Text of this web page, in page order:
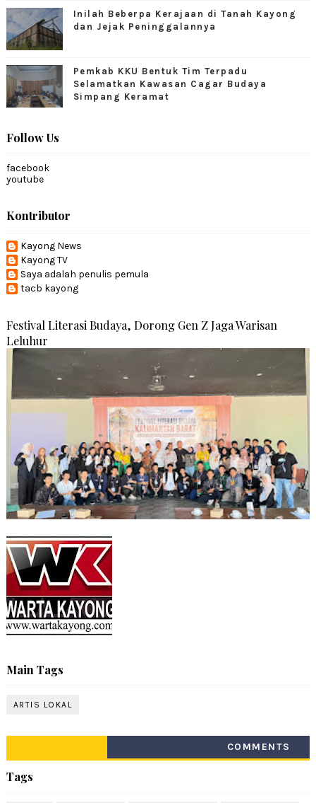
Inilah Beberpa Kerajaan di Tanah Kayong
dan Jejak Peninggalannya
Pemkab KKU Bentuk Tim Terpadu
Selamatkan Kawasan Cagar Budaya
Simpang Keramat
Follow Us
facebook
youtube
Kontributor
Kayong News
Kayong TV
Saya adalah penulis pemula
tacb kayong
Festival Literasi Budaya, Dorong Gen Z Jaga Warisan
Leluhur
Main Tags
ARTIS LOKAL
COMMENTS
Tags